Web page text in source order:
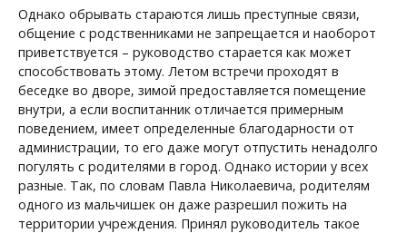
Однако обрывать стараются лишь преступные связи,
общение с родственниками не запрещается и наоборот
приветствуется – руководство старается как может
способствовать этому. Летом встречи проходят в
беседке во дворе, зимой предоставляется помещение
внутри, а если воспитанник отличается примерным
поведением, имеет определенные благодарности от
администрации, то его даже могут отпустить ненадолго
погулять с родителями в город. Однако истории у всех
разные. Так, по словам Павла Николаевича, родителям
одного из мальчишек он даже разрешил пожить на
территории учреждения. Принял руководитель такое